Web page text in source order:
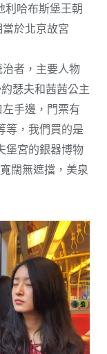
哈布斯堡王朝
於北京故宮
者，主要人物
瑟夫和茜茜公主
手邊，門票有
等，我們買的是
堡宮的銀器博物
闊無遮擋，美泉